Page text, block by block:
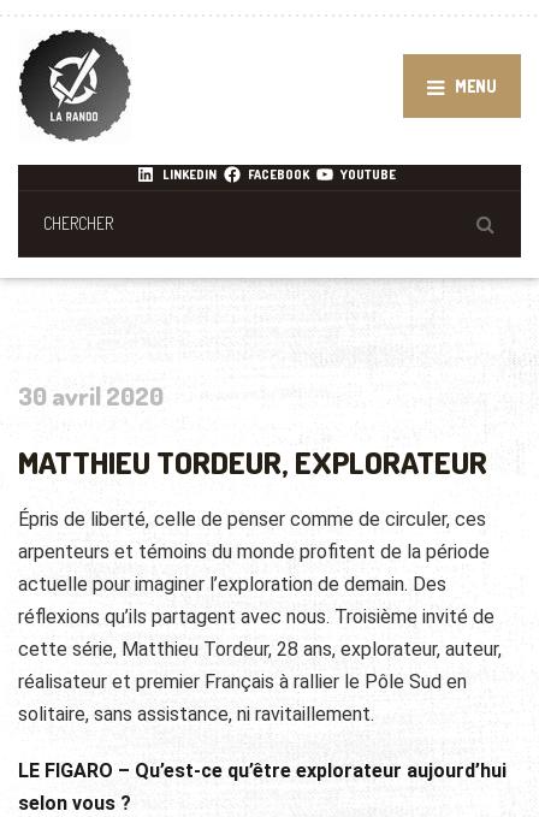
MENU
LINKEDIN FACEBOOK YOUTUBE
30 avril 2020
MATTHIEU TORDEUR, EXPLORATEUR
Épris de liberté, celle de penser comme de circuler, ces
arpenteurs et témoins du monde profitent de la période
actuelle pour imaginer l’exploration de demain. Des
réflexions qu’ils partagent avec nous. Troisième invité de
cette série, Matthieu Tordeur, 28 ans, explorateur, auteur,
réalisateur et premier Français à rallier le Pôle Sud en
solitaire, sans assistance, ni ravitaillement.
LE FIGARO – Qu’est-ce qu’être explorateur aujourd’hui
selon vous ?